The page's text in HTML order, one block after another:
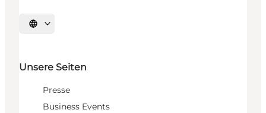
Sprache auswählen
Unsere Seiten
Presse
Business Events